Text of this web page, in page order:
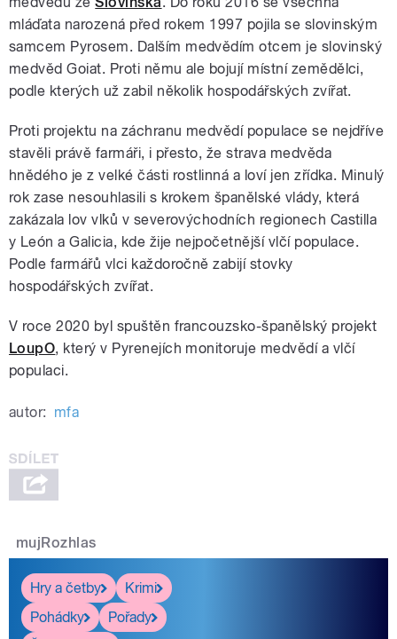
mláďata narozená před rokem 1997 pojila se slovinským
samcem Pyrosem. Dalším medvědím otcem je slovinský
medvěd Goiat. Proti němu ale bojují místní zemědělci,
podle kterých už zabil několik hospodářských zvířat.
Proti projektu na záchranu medvědí populace se nejdříve
stavěli právě farmáři, i přesto, že strava medvěda
hnědého je z velké části rostlinná a loví jen zřídka. Minulý
rok zase nesouhlasili s krokem španělské vlády, která
zakázala lov vlků v severovýchodních regionech Castilla
y León a Galicia, kde žije nejpočetnější vlčí populace.
Podle farmářů vlci každoročně zabijí stovky
hospodářských zvířat.
V roce 2020 byl spuštěn francouzsko-španělský projekt
LoupO, který v Pyrenejích monitoruje medvědí a vlčí
populaci.
autor: mfa
mujRozhlas
Hry a četby
Krimi
Pohádky
Pořady